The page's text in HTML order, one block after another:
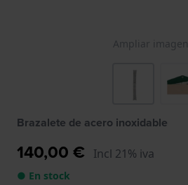
Ampliar imagen
Brazalete de acero inoxidable
140,00 € Incl 21% iva
● En stock